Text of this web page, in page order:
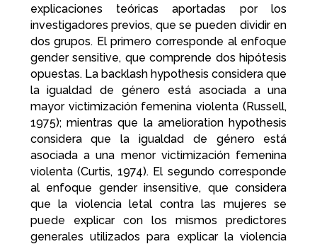
explicaciones teóricas aportadas por los
investigadores previos, que se pueden dividir en
dos grupos. El primero corresponde al enfoque
gender sensitive, que comprende dos hipótesis
opuestas. La backlash hypothesis considera que
la igualdad de género está asociada a una
mayor victimización femenina violenta (Russell,
1975); mientras que la amelioration hypothesis
considera que la igualdad de género está
asociada a una menor victimización femenina
violenta (Curtis, 1974). El segundo corresponde
al enfoque gender insensitive, que considera
que la violencia letal contra las mujeres se
puede explicar con los mismos predictores
generales utilizados para explicar la violencia